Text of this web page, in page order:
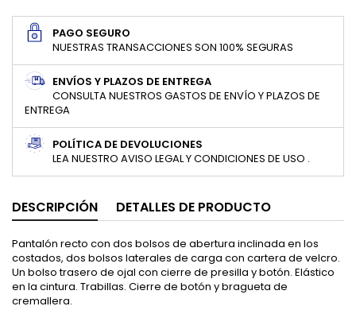
PAGO SEGURO
NUESTRAS TRANSACCIONES SON 100% SEGURAS
ENVÍOS Y PLAZOS DE ENTREGA
CONSULTA NUESTROS GASTOS DE ENVÍO Y PLAZOS DE
ENTREGA
POLÍTICA DE DEVOLUCIONES
LEA NUESTRO AVISO LEGAL Y CONDICIONES DE USO .
DESCRIPCIÓN DETALLES DE PRODUCTO
Pantalón recto con dos bolsos de abertura inclinada en los
costados, dos bolsos laterales de carga con cartera de velcro.
Un bolso trasero de ojal con cierre de presilla y botón. Elástico
en la cintura. Trabillas. Cierre de botón y bragueta de
cremallera.